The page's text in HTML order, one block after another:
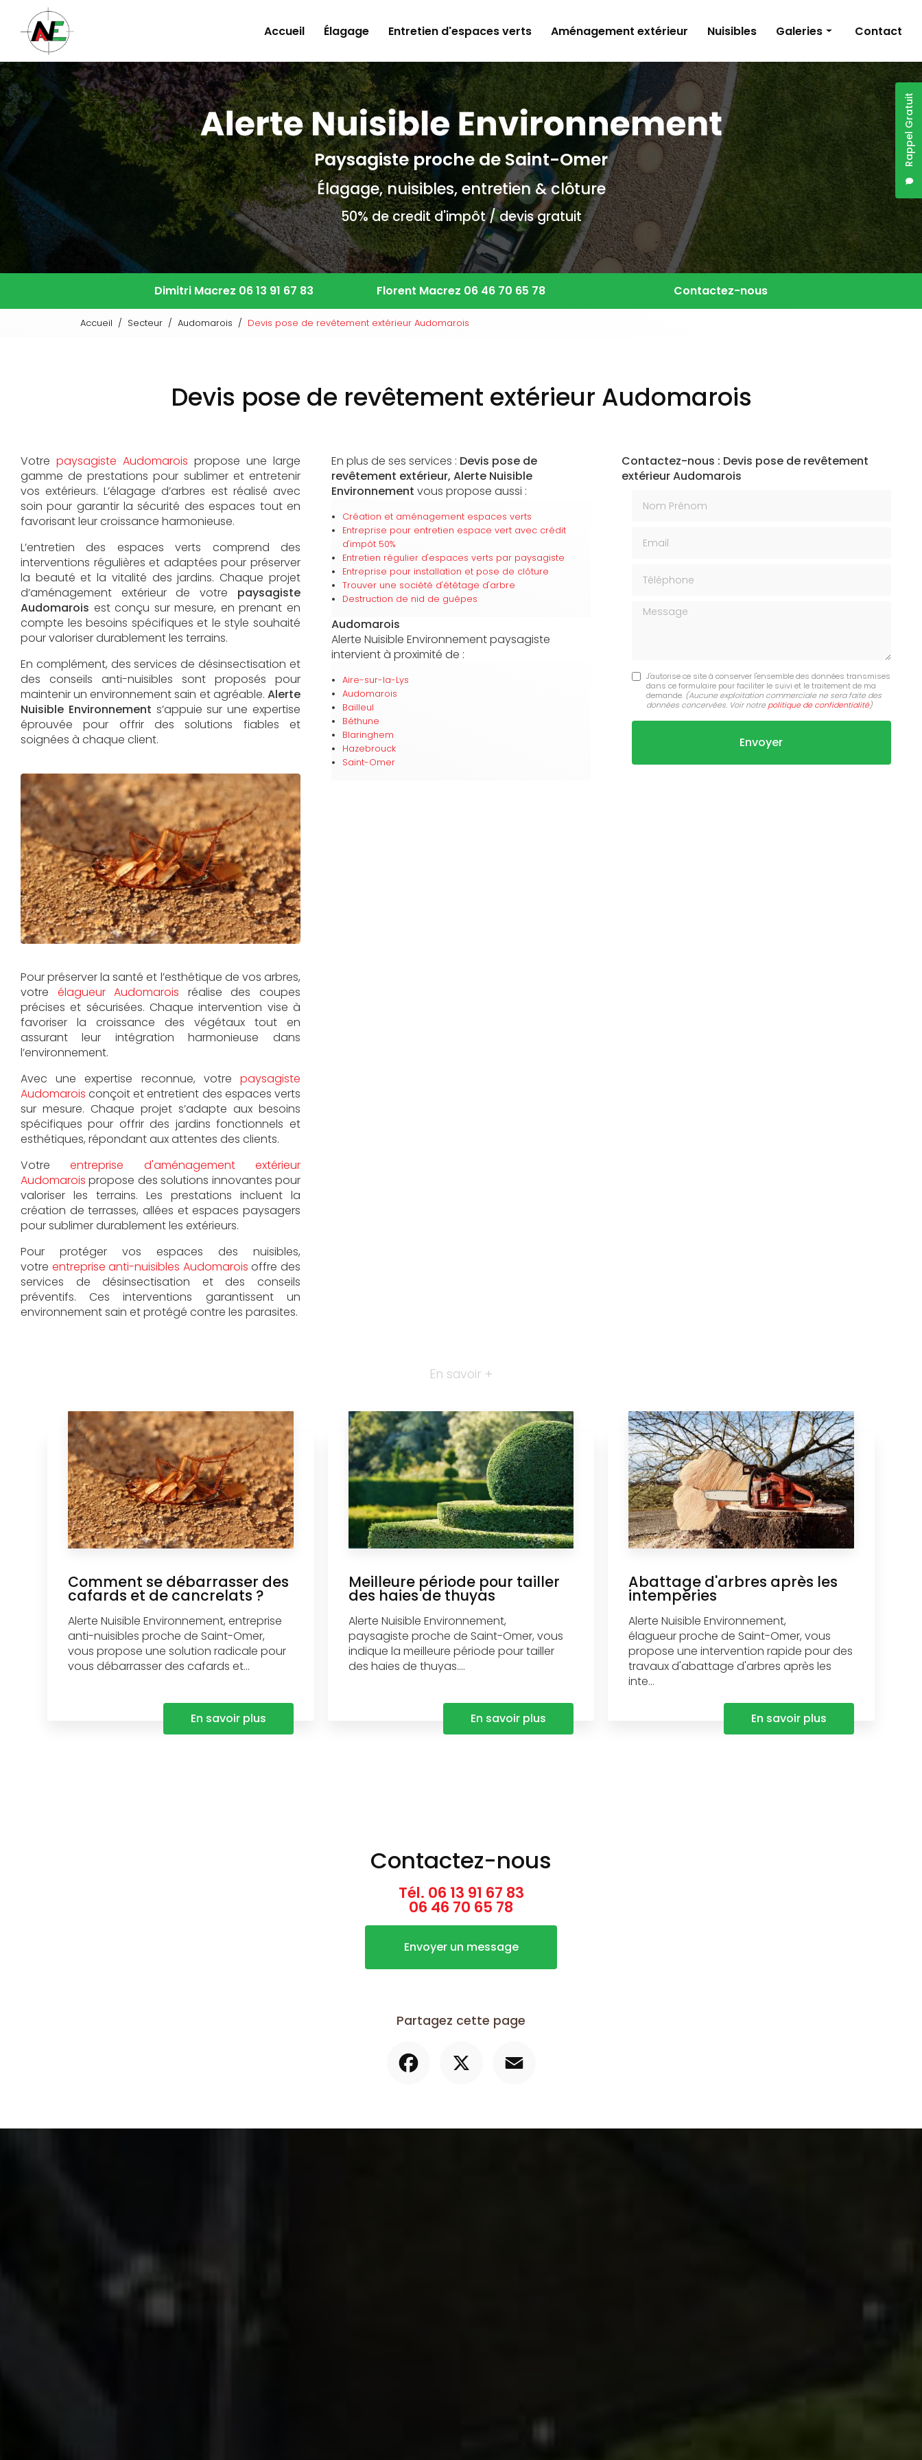
contenu
principal
Rappel Gratuit
Accueil
Élagage Entretien d'espaces verts Aménagement extérieur Nuisibles Galeries
Élagage
Entretien d'espaces verts
Aménagement d'espaces verts
Nuisibles
Contact
Paysagiste proche de Saint-Omer
Élagage, nuisibles, entretien & clôture
50% de credit d'impôt / devis gratuit
Dimitri Macrez 06 13 91 67 83 Florent Macrez 06 46 70 65 78 Contactez-nous
Accueil Secteur Audomarois Devis pose de revêtement extérieur Audomarois
Devis pose de revêtement extérieur Audomarois
Votre paysagiste Audomarois propose une large
gamme de prestations pour sublimer et entretenir
vos extérieurs. L’élagage d’arbres est réalisé avec
soin pour garantir la sécurité des espaces tout en
favorisant leur croissance harmonieuse.
L’entretien des espaces verts comprend des
interventions régulières et adaptées pour préserver
la beauté et la vitalité des jardins. Chaque projet
d’aménagement extérieur de votre paysagiste
Audomarois est conçu sur mesure, en prenant en
compte les besoins spécifiques et le style souhaité
pour valoriser durablement les terrains.
En complément, des services de désinsectisation et
des conseils anti-nuisibles sont proposés pour
maintenir un environnement sain et agréable. Alerte
Nuisible Environnement s’appuie sur une expertise
éprouvée pour offrir des solutions fiables et
soignées à chaque client.
Pour préserver la santé et l’esthétique de vos arbres,
votre élagueur Audomarois réalise des coupes
précises et sécurisées. Chaque intervention vise à
favoriser la croissance des végétaux tout en
assurant leur intégration harmonieuse dans
l’environnement.
Avec une expertise reconnue, votre paysagiste
Audomarois conçoit et entretient des espaces verts
sur mesure. Chaque projet s’adapte aux besoins
spécifiques pour offrir des jardins fonctionnels et
esthétiques, répondant aux attentes des clients.
Votreentreprise d'aménagement extérieur
Audomarois propose des solutions innovantes pour
valoriser les terrains. Les prestations incluent la
création de terrasses, allées et espaces paysagers
pour sublimer durablement les extérieurs.
Pour protéger vos espaces des nuisibles,
votre entreprise anti-nuisibles Audomarois offre des
services de désinsectisation et des conseils
préventifs. Ces interventions garantissent un
environnement sain et protégé contre les parasites.
En plus de ses services : Devis pose de
revêtement extérieur, Alerte Nuisible
Environnement vous propose aussi :
Création et aménagement espaces verts
Entreprise pour entretien espace vert avec crédit
d'impôt 50%
Entretien régulier d'espaces verts par paysagiste
Entreprise pour installation et pose de clôture
Trouver une société d'étêtage d'arbre
Destruction de nid de guêpes
Audomarois
Alerte Nuisible Environnement paysagiste
intervient à proximité de :
Aire-sur-la-Lys
Audomarois
Bailleul
Béthune
Blaringhem
Hazebrouck
Saint-Omer
Contactez-nous : Devis pose de revêtement
extérieur Audomarois
Message
J'autorise ce site à conserver l'ensemble des données transmises
dans ce formulaire pour faciliter le suivi et le traitement de ma
demande. (Aucune exploitation commerciale ne sera faite des
données concervées. Voir notre politique de confidentialité)
En savoir +
Comment se débarrasser des
cafards et de cancrelats ?
Alerte Nuisible Environnement, entreprise
anti-nuisibles proche de Saint-Omer,
vous propose une solution radicale pour
vous débarrasser des cafards et...
En savoir plus
Meilleure période pour tailler
des haies de thuyas
Alerte Nuisible Environnement,
paysagiste proche de Saint-Omer, vous
indique la meilleure période pour tailler
des haies de thuyas....
En savoir plus
Abattage d'arbres après les
intempéries
Alerte Nuisible Environnement,
élagueur proche de Saint-Omer, vous
propose une intervention rapide pour des
travaux d'abattage d'arbres après les
inte...
En savoir plus
Contactez-nous
Tél. 06 13 91 67 83
06 46 70 65 78
Envoyer un message
Partagez cette page